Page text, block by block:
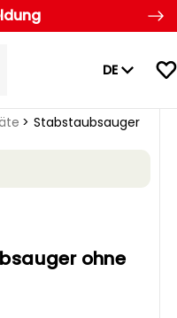
DE
Stabstaubsauger
ohne